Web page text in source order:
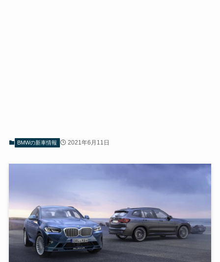
BMWの新車情報 2021年6月11日